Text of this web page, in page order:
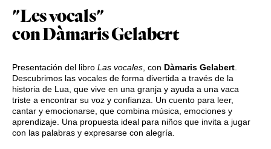
"Les vocals"
con Dàmaris Gelabert
Presentación del libro Las vocales, con Dàmaris Gelabert.
Descubrimos las vocales de forma divertida a través de la
historia de Lua, que vive en una granja y ayuda a una vaca
triste a encontrar su voz y confianza. Un cuento para leer,
cantar y emocionarse, que combina música, emociones y
aprendizaje. Una propuesta ideal para niños que invita a jugar
con las palabras y expresarse con alegría.